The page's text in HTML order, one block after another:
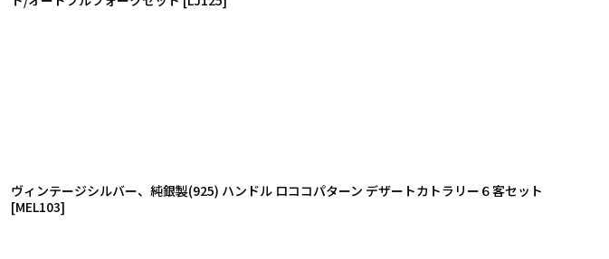
ヴィンテージシルバー、純銀製(925) ハンドル ロココパターン デザートカトラリー６客セット
[MEL103]